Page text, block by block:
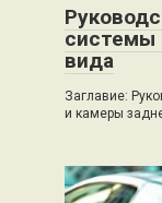
системы
вида
Заглавие:
и камеры